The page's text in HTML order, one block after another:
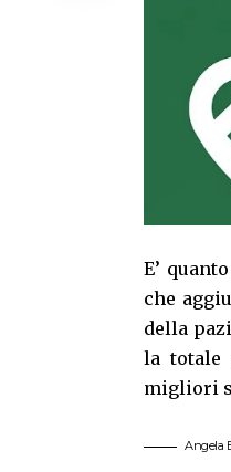
E’
che
della
la totale
migliori
Angela